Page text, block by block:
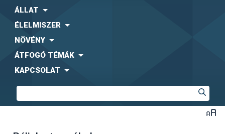
ÁLLAT
ÉLELMISZER
NÖVÉNY
ÁTFOGÓ TÉMÁK
KAPCSOLAT